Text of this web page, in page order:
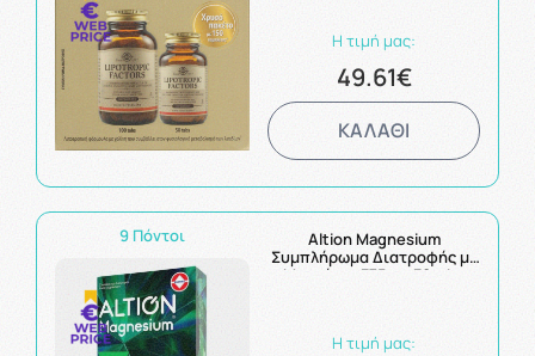
Η τιμή μας:
49.61€
ΚΑΛΑΘΙ
9 Πόντοι
Altion Magnesium
Συμπλήρωμα Διατροφής με
Μαγνήσιο 375mg 30tabs
Η τιμή μας: